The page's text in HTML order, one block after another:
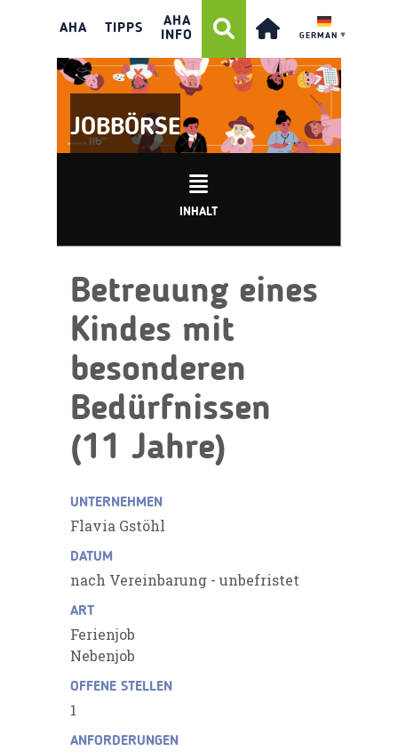
AHA TIPPS
AHA
INFO
GERMAN ▼
JOBBÖRSE
INHALT
Betreuung eines
Kindes mit
besonderen
Bedürfnissen
(11 Jahre)
UNTERNEHMEN
Flavia Gstöhl
DATUM
nach Vereinbarung - unbefristet
ART
Ferienjob
Nebenjob
OFFENE STELLEN
1
ANFORDERUNGEN